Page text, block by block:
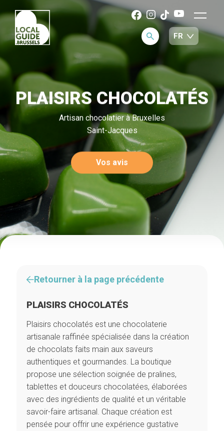
PLAISIRS CHOCOLATÉS
Artisan chocolatier à Bruxelles
Saint-Jacques
Vos avis
Retourner à la page précédente
PLAISIRS CHOCOLATÉS
Plaisirs chocolatés est une chocolaterie
artisanale raffinée spécialisée dans la création
de chocolats faits main aux saveurs
authentiques et gourmandes. La boutique
propose une sélection soignée de pralines,
tablettes et douceurs chocolatées, élaborées
avec des ingrédients de qualité et un véritable
savoir-faire artisanal. Chaque création est
pensée pour offrir une expérience gustative